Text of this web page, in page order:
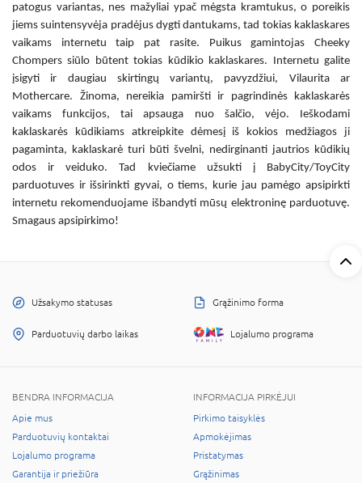
patogus variantas, nes mažyliai ypač mėgsta kramtukus, o poreikis
jiems suintensyvėja pradėjus dygti dantukams, tad tokias kaklaskares
vaikams internetu taip pat rasite. Puikus gamintojas Cheeky
Chompers siūlo būtent tokias kūdikio kaklaskares. Internetu galite
įsigyti ir daugiau skirtingų variantų, pavyzdžiui, Vilaurita ar
Mothercare. Žinoma, nereikia pamiršti ir pagrindinės
kaklaskarės
vaikams funkcijos, tai apsauga nuo šalčio, vėjo. Ieškodami
kaklaskarės kūdikiamsatkreipkite dėmesį iš kokios medžiagos ji
pagaminta, kaklaskarė turi būti švelni, nedirginanti jautrios kūdikių
odos ir veiduko. Tad kviečiame užsukti į BabyCity/ToyCity
parduotuves ir išsirinkti gyvai, o tiems, kurie jau pamėgo apsipirkti
internetu rekomenduojame išbandyti mūsų elektroninę parduotuvę.
Smagaus apsipirkimo!
Užsakymo statusas Grąžinimo forma
Parduotuvių darbo laikas Lojalumo programa
BENDRA INFORMACIJA
Apie mus
Parduotuvių kontaktai
Lojalumo programa
Garantija ir priežiūra
INFORMACIJA PIRKĖJUI
Pirkimo taisyklės
Apmokėjimas
Pristatymas
Grąžinimas